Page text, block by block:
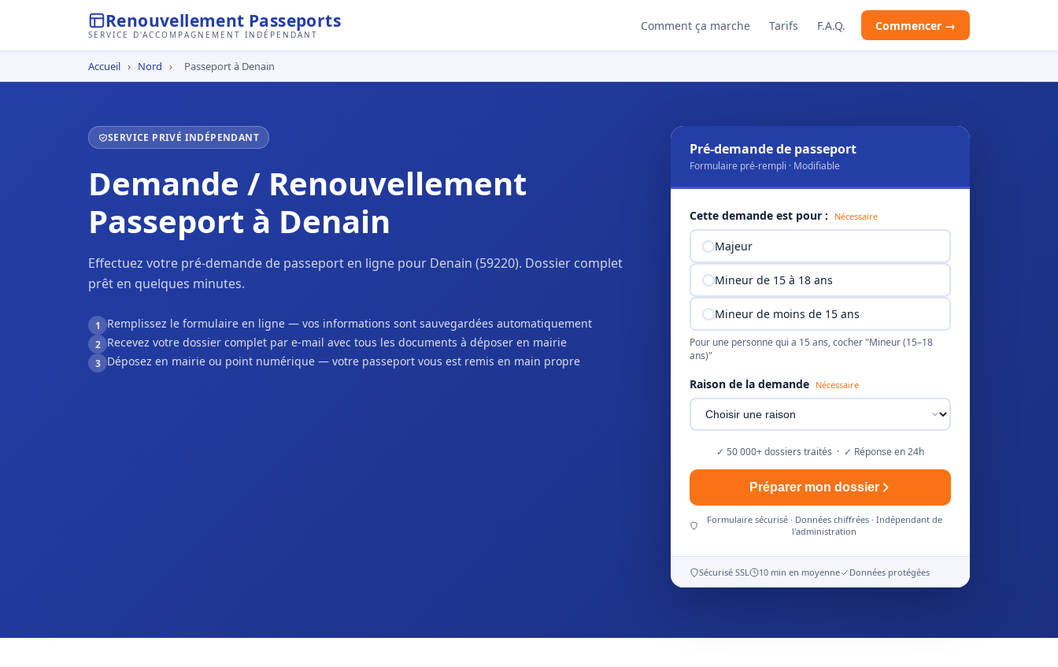
Renouvellement Passeports
SERVICE D'ACCOMPAGNEMENT INDÉPENDANT
Comment ça marche Tarifs F.A.Q. Commencer →
Accueil › Nord › Passeport à Denain
SERVICE PRIVÉ INDÉPENDANT
Demande / Renouvellement
Passeport à Denain
Effectuez votre pré-demande de passeport en ligne pour Denain (59220). Dossier complet
prêt en quelques minutes.
1 Remplissez le formulaire en ligne — vos informations sont sauvegardées automatiquement
2 Recevez votre dossier complet par e-mail avec tous les documents à déposer en mairie
3 Déposez en mairie ou point numérique — votre passeport vous est remis en main propre
Pré-demande de passeport
Formulaire pré-rempli · Modifiable
Cette demande est pour : Nécessaire
Majeur
Mineur de 15 à 18 ans
Mineur de moins de 15 ans
Pour une personne qui a 15 ans, cocher "Mineur (15–18
ans)"
Raison de la demande Nécessaire
✓ 50 000+ dossiers traités · ✓ Réponse en 24h
Préparer mon dossier
Formulaire sécurisé · Données chiffrées · Indépendant de
l'administration
Sécurisé SSL 10 min en moyenne Données protégées